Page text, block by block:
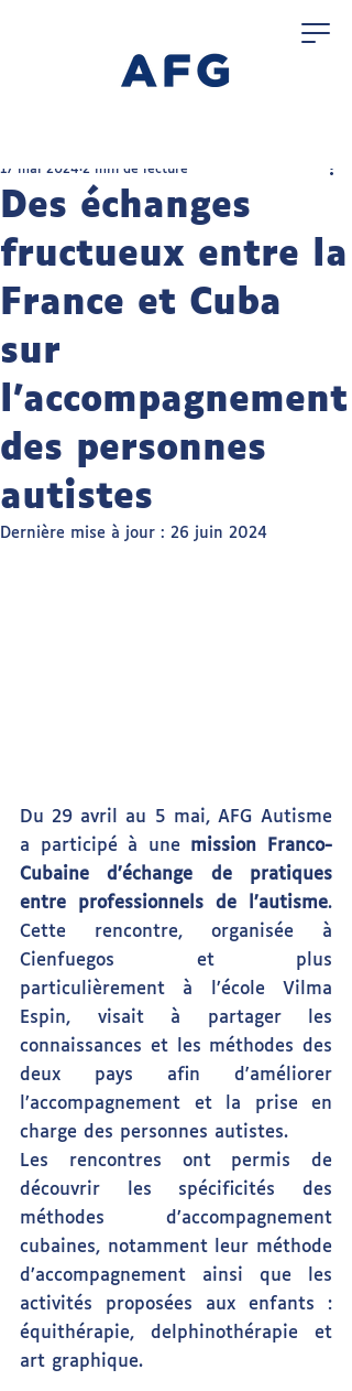
Des échanges
fructueux entre la
France et Cuba
sur
l’accompagnement
des personnes
autistes
17 mai 2024 2 min de lecture
Dernière mise à jour : 26 juin 2024
Du 29 avril au 5 mai, AFG Autisme
a participé à une mission Franco-
Cubaine d’échange de pratiques
entre professionnels de l’autisme.
Cette rencontre, organisée à
Cienfuegos et plus
particulièrement à l’école Vilma
Espin, visait à partager les
connaissances et les méthodes des
deux pays afin d'améliorer
l’accompagnement et la prise en
charge des personnes autistes.
Les rencontres ont permis de
découvrir les spécificités des
méthodes d’accompagnement
cubaines, notamment leur méthode
d’accompagnement ainsi que les
activités proposées aux enfants :
équithérapie, delphinothérapie et
art graphique.